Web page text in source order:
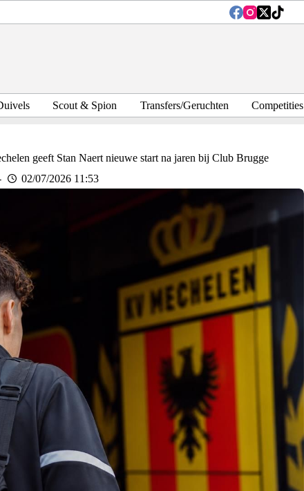
Scout & Spion Transfers/Geruchten Competities
geeft Stan Naert nieuwe start na jaren bij Club Brugge
02/07/2026 11:53